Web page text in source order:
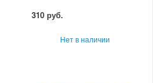
310 руб.
Нет в наличии